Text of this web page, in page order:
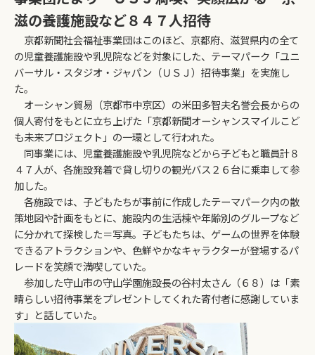
滋の養護施設など８４７人招待
京都新聞社会福祉事業団はこのほど、京都府、滋賀県内の全て
の児童養護施設や乳児院などを対象にした、テーマパーク「ユニ
バーサル・スタジオ・ジャパン（ＵＳＪ）招待事業」を実施し
た。
オーシャン貿易（京都市中京区）の米田多智夫名誉会長からの
個人寄付をもとに立ち上げた「京都新聞オーシャンスマイルこど
も未来プロジェクト」の一環として行われた。
同事業には、児童養護施設や乳児院などから子どもと職員計８
４７人が、各施設発着で貸し切りの観光バス２６台に乗車して参
加した。
各施設では、子どもたちが事前に作成したテーマパーク内の散
策地図や計画をもとに、施設内の生活棟や年齢別のグループなど
に分かれて探検した＝写真。子どもたちは、ゲームの世界を体験
できるアトラクションや、色鮮やかなキャラクターが登場するパ
レードを笑顔で満喫していた。
参加した守山市の守山学園施設長の谷村太さん（６８）は「素
晴らしい招待事業をプレゼントしてくれた寄付者に感謝していま
す」と話していた。